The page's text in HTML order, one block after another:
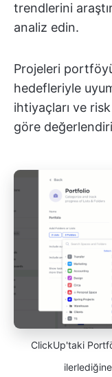
trendlerini
analiz edin.
Projeleri
hedefleriyle
ihtiyaçları ve
göre
ClickUp'taki